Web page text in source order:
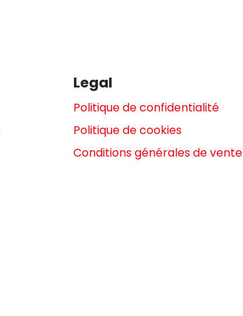
Legal
Politique de confidentialité
Politique de cookies
Conditions générales de vente